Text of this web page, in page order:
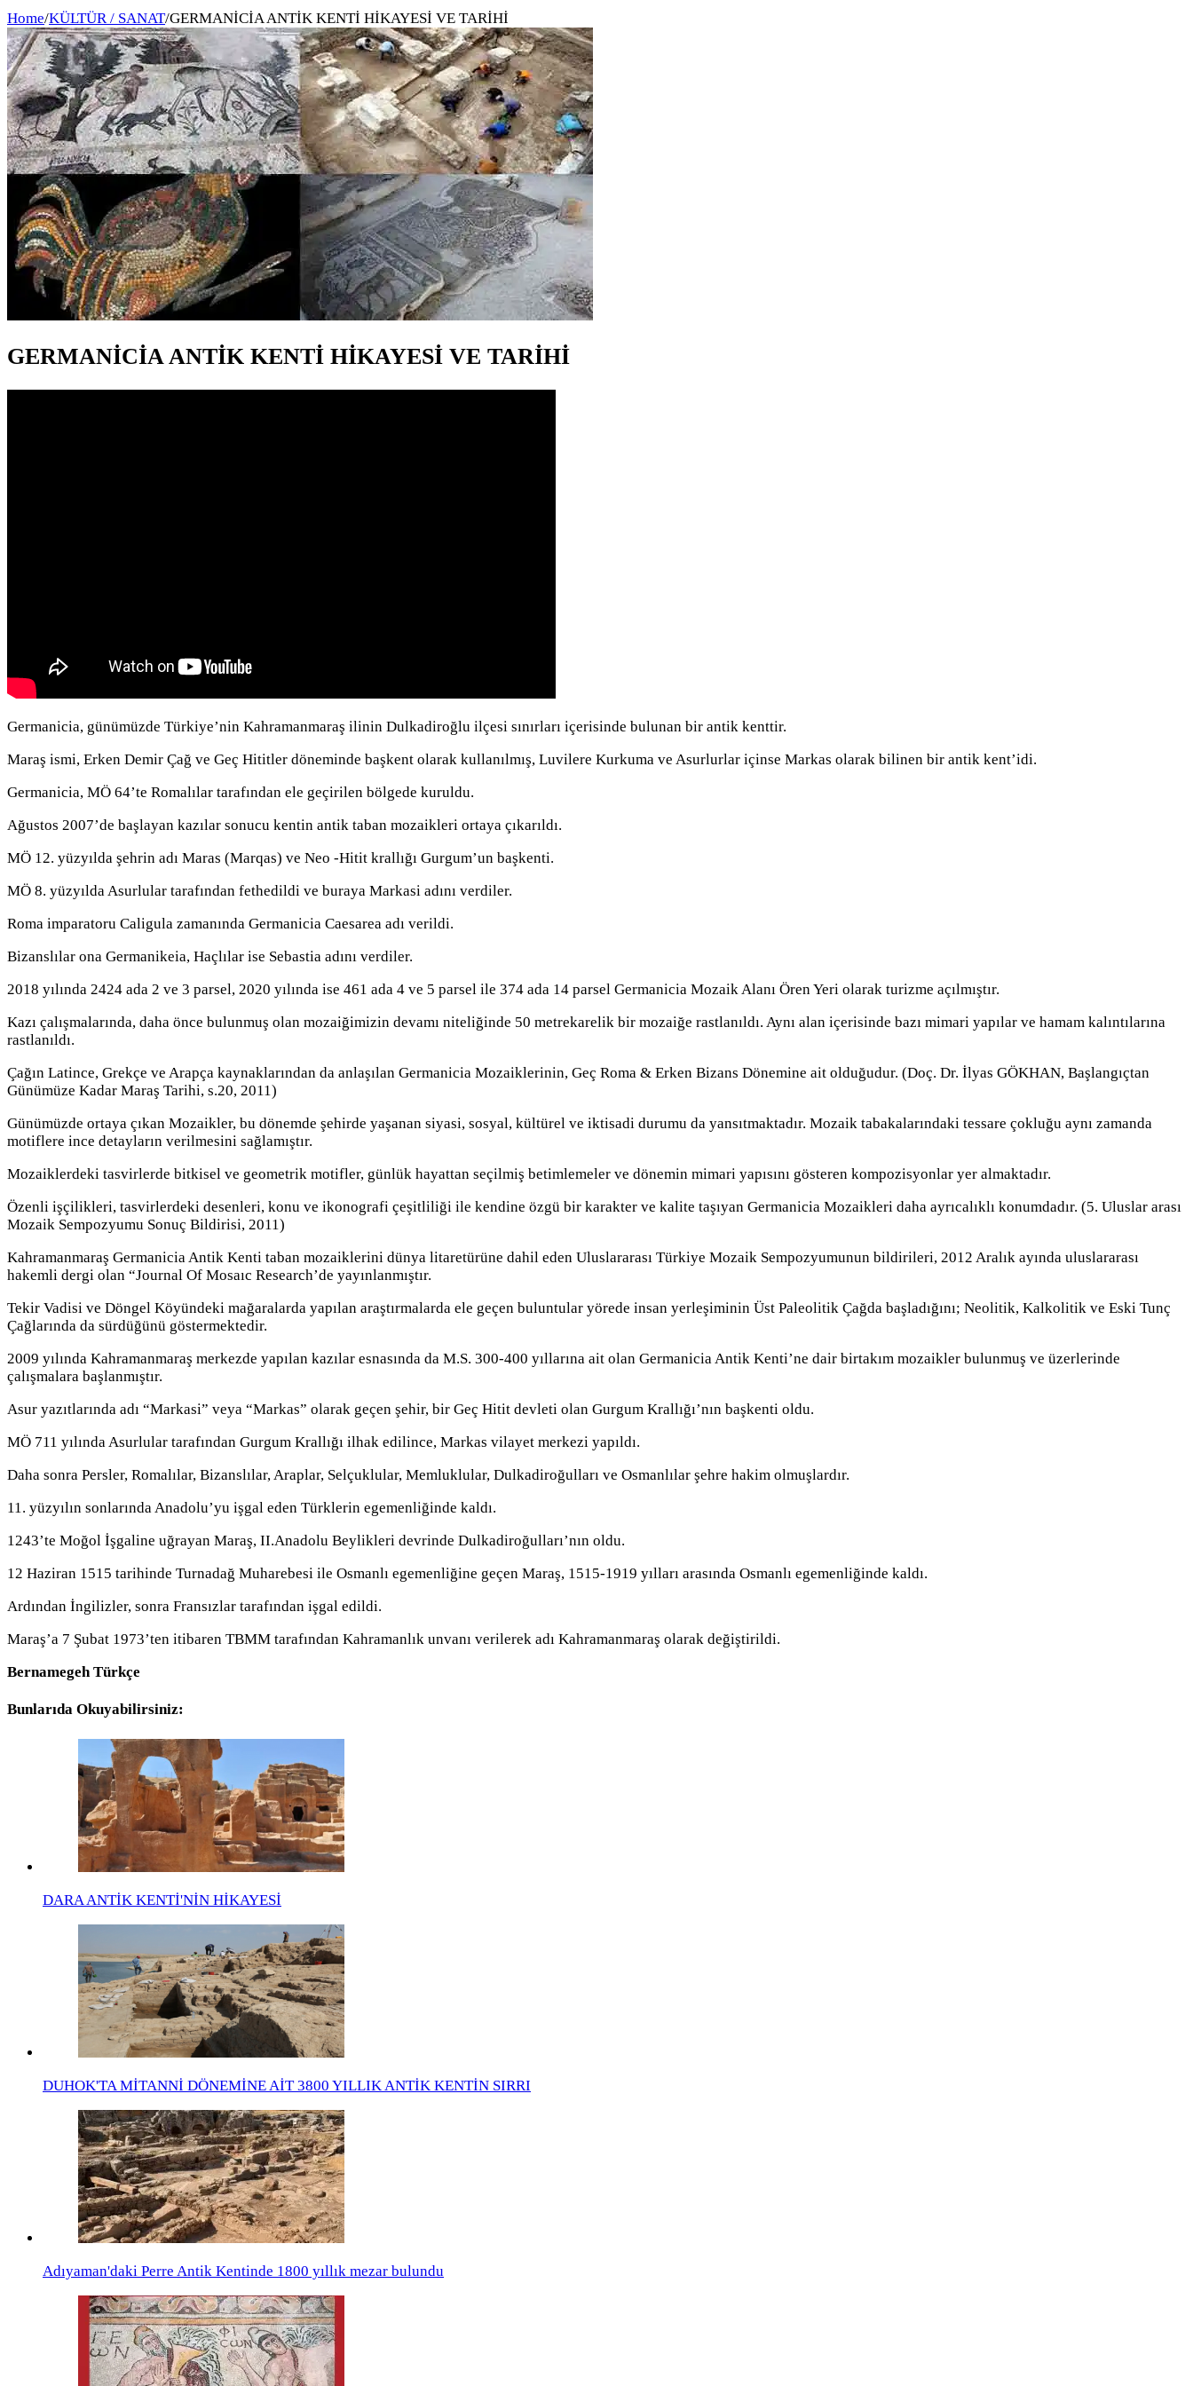
Home/KÜLTÜR / SANAT/GERMANİCİA ANTİK KENTİ HİKAYESİ VE TARİHİ
GERMANİCİA ANTİK KENTİ HİKAYESİ VE TARİHİ
Germanicia, günümüzde Türkiye’nin Kahramanmaraş ilinin Dulkadiroğlu ilçesi sınırları içerisinde bulunan bir antik kenttir.
Maraş ismi, Erken Demir Çağ ve Geç Hititler döneminde başkent olarak kullanılmış, Luvilere Kurkuma ve Asurlurlar içinse Markas olarak bilinen bir antik kent’idi.
Germanicia, MÖ 64’te Romalılar tarafından ele geçirilen bölgede kuruldu.
Ağustos 2007’de başlayan kazılar sonucu kentin antik taban mozaikleri ortaya çıkarıldı.
MÖ 12. yüzyılda şehrin adı Maras (Marqas) ve Neo -Hitit krallığı Gurgum’un başkenti.
MÖ 8. yüzyılda Asurlular tarafından fethedildi ve buraya Markasi adını verdiler.
Roma imparatoru Caligula zamanında Germanicia Caesarea adı verildi.
Bizanslılar ona Germanikeia, Haçlılar ise Sebastia adını verdiler.
2018 yılında 2424 ada 2 ve 3 parsel, 2020 yılında ise 461 ada 4 ve 5 parsel ile 374 ada 14 parsel Germanicia Mozaik Alanı Ören Yeri olarak turizme açılmıştır.
Kazı çalışmalarında, daha önce bulunmuş olan mozaiğimizin devamı niteliğinde 50 metrekarelik bir mozaiğe rastlanıldı. Aynı alan içerisinde bazı mimari yapılar ve hamam kalıntılarına
rastlanıldı.
Çağın Latince, Grekçe ve Arapça kaynaklarından da anlaşılan Germanicia Mozaiklerinin, Geç Roma & Erken Bizans Dönemine ait olduğudur. (Doç. Dr. İlyas GÖKHAN, Başlangıçtan
Günümüze Kadar Maraş Tarihi, s.20, 2011)
Günümüzde ortaya çıkan Mozaikler, bu dönemde şehirde yaşanan siyasi, sosyal, kültürel ve iktisadi durumu da yansıtmaktadır. Mozaik tabakalarındaki tessare çokluğu aynı zamanda
motiflere ince detayların verilmesini sağlamıştır.
Mozaiklerdeki tasvirlerde bitkisel ve geometrik motifler, günlük hayattan seçilmiş betimlemeler ve dönemin mimari yapısını gösteren kompozisyonlar yer almaktadır.
Özenli işçilikleri, tasvirlerdeki desenleri, konu ve ikonografi çeşitliliği ile kendine özgü bir karakter ve kalite taşıyan Germanicia Mozaikleri daha ayrıcalıklı konumdadır. (5. Uluslar arası
Mozaik Sempozyumu Sonuç Bildirisi, 2011)
Kahramanmaraş Germanicia Antik Kenti taban mozaiklerini dünya litaretürüne dahil eden Uluslararası Türkiye Mozaik Sempozyumunun bildirileri, 2012 Aralık ayında uluslararası
hakemli dergi olan “Journal Of Mosaıc Research’de yayınlanmıştır.
Tekir Vadisi ve Döngel Köyündeki mağaralarda yapılan araştırmalarda ele geçen buluntular yörede insan yerleşiminin Üst Paleolitik Çağda başladığını; Neolitik, Kalkolitik ve Eski Tunç
Çağlarında da sürdüğünü göstermektedir.
2009 yılında Kahramanmaraş merkezde yapılan kazılar esnasında da M.S. 300-400 yıllarına ait olan Germanicia Antik Kenti’ne dair birtakım mozaikler bulunmuş ve üzerlerinde
çalışmalara başlanmıştır.
Asur yazıtlarında adı “Markasi” veya “Markas” olarak geçen şehir, bir Geç Hitit devleti olan Gurgum Krallığı’nın başkenti oldu.
MÖ 711 yılında Asurlular tarafından Gurgum Krallığı ilhak edilince, Markas vilayet merkezi yapıldı.
Daha sonra Persler, Romalılar, Bizanslılar, Araplar, Selçuklular, Memluklular, Dulkadiroğulları ve Osmanlılar şehre hakim olmuşlardır.
11. yüzyılın sonlarında Anadolu’yu işgal eden Türklerin egemenliğinde kaldı.
1243’te Moğol İşgaline uğrayan Maraş, II.Anadolu Beylikleri devrinde Dulkadiroğulları’nın oldu.
12 Haziran 1515 tarihinde Turnadağ Muharebesi ile Osmanlı egemenliğine geçen Maraş, 1515-1919 yılları arasında Osmanlı egemenliğinde kaldı.
Ardından İngilizler, sonra Fransızlar tarafından işgal edildi.
Maraş’a 7 Şubat 1973’ten itibaren TBMM tarafından Kahramanlık unvanı verilerek adı Kahramanmaraş olarak değiştirildi.
Bernamegeh Türkçe
Bunlarıda Okuyabilirsiniz:
DARA ANTİK KENTİ'NİN HİKAYESİ
DUHOK'TA MİTANNİ DÖNEMİNE AİT 3800 YILLIK ANTİK KENTİN SIRRI
Adıyaman'daki Perre Antik Kentinde 1800 yıllık mezar bulundu